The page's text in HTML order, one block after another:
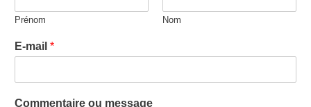
Prénom Nom
E-mail *
Commentaire ou message